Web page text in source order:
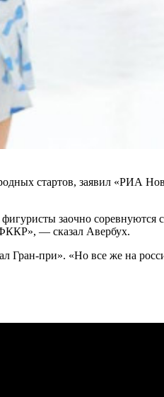
стартов, заявил «РИА
заочно соревнуются
— сказал Авербух.
Гран-при». «Но все же на